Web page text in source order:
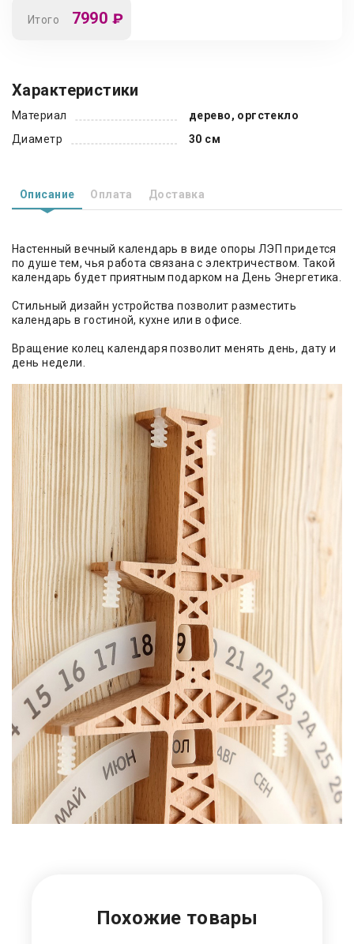
Итого 7990 ₽
Характеристики
Материал
дерево, оргстекло
Диаметр
30 см
Описание Оплата Доставка
Настенный вечный календарь в виде опоры ЛЭП придется
по душе тем, чья работа связана с электричеством. Такой
календарь будет приятным подарком на День Энергетика.
Стильный дизайн устройства позволит разместить
календарь в гостиной, кухне или в офисе.
Вращение колец календаря позволит менять день, дату и
день недели.
Похожие товары